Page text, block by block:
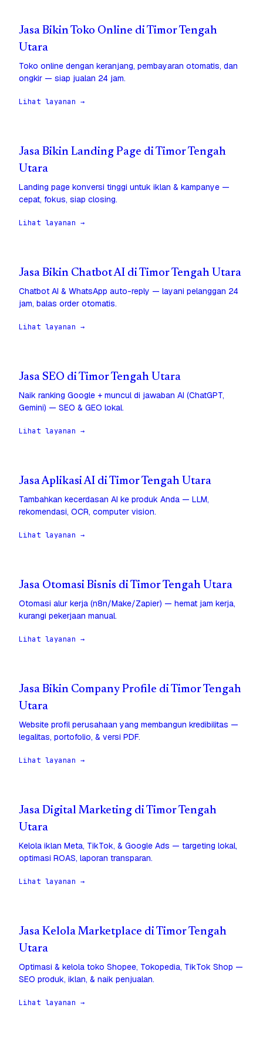
Jasa Bikin Toko Online di Timor Tengah
Utara
Toko online dengan keranjang, pembayaran otomatis, dan
ongkir — siap jualan 24 jam.
Lihat layanan →
Jasa Bikin Landing Page di Timor Tengah
Utara
Landing page konversi tinggi untuk iklan & kampanye —
cepat, fokus, siap closing.
Lihat layanan →
Jasa Bikin Chatbot AI di Timor Tengah Utara
Chatbot AI & WhatsApp auto-reply — layani pelanggan 24
jam, balas order otomatis.
Lihat layanan →
Jasa SEO di Timor Tengah Utara
Naik ranking Google + muncul di jawaban AI (ChatGPT,
Gemini) — SEO & GEO lokal.
Lihat layanan →
Jasa Aplikasi AI di Timor Tengah Utara
Tambahkan kecerdasan AI ke produk Anda — LLM,
rekomendasi, OCR, computer vision.
Lihat layanan →
Jasa Otomasi Bisnis di Timor Tengah Utara
Otomasi alur kerja (n8n/Make/Zapier) — hemat jam kerja,
kurangi pekerjaan manual.
Lihat layanan →
Jasa Bikin Company Profile di Timor Tengah
Utara
Website profil perusahaan yang membangun kredibilitas —
legalitas, portofolio, & versi PDF.
Lihat layanan →
Jasa Digital Marketing di Timor Tengah
Utara
Kelola iklan Meta, TikTok, & Google Ads — targeting lokal,
optimasi ROAS, laporan transparan.
Lihat layanan →
Jasa Kelola Marketplace di Timor Tengah
Utara
Optimasi & kelola toko Shopee, Tokopedia, TikTok Shop —
SEO produk, iklan, & naik penjualan.
Lihat layanan →